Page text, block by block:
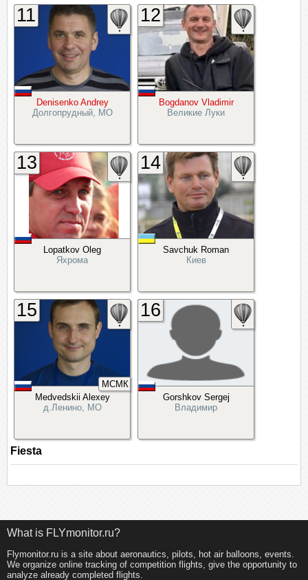
Denisenko Andrey
Долгопрудный, МО
11
Bogdanov Vladimir
Великие Луки
12
Lopatkov Oleg
Яхрома
13
Savchuk Roman
Киев
14
Medvedskii Alexey
д.Ленино, МО
МСМК
15
Gorshkov Sergej
Владимир
16
Fiesta
What is FLYmonitor.ru?
Flymonitor.ru is a site about aeronautics, pilots, hot air balloons, events.
We organize online tracking of competition flights, give the opportunity to
analyze already completed flights.